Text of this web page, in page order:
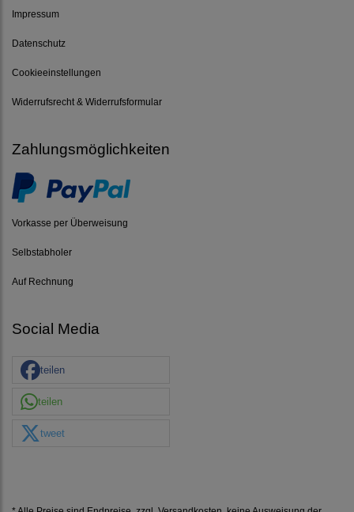
Impressum
Datenschutz
Cookieeinstellungen
Widerrufsrecht & Widerrufsformular
Zahlungsmöglichkeiten
Vorkasse per Überweisung
Selbstabholer
Auf Rechnung
Social Media
teilen
teilen
tweet